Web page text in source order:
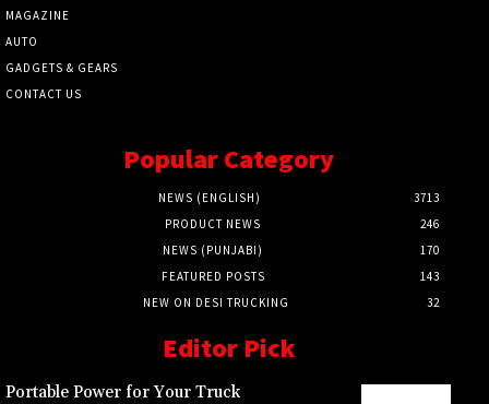
MAGAZINE
AUTO
GADGETS & GEARS
CONTACT US
Popular Category
NEWS (ENGLISH)
3713
PRODUCT NEWS
246
NEWS (PUNJABI)
170
FEATURED POSTS
143
NEW ON DESI TRUCKING
32
Editor Pick
Portable Power for Your Truck